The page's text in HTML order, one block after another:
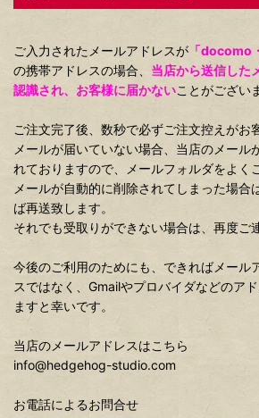
ご入力されたメールアドレスが 「docomo
の携帯アドレスの場合、 当店から送信した
認識され、お客様に届かないことがござい
ご注文完了後、数秒で必ずご注文控えがお
メールが届いていない場合、当店のメール
れておりますので、メールフォルダをよく
メールが自動的に削除されてしまった場合
ば再送致します。
それでも受取りができない場合は、再度ご
今後のご利用のためにも、できればメール
スではなく、Gmailやプロバイダなどのア
ますと幸いです。
当店のメールアドレスはこちら
info@hedgehog-studio.com
お電話によるお問合せ